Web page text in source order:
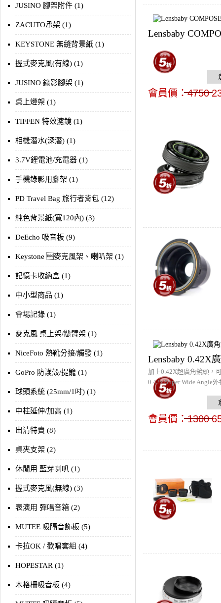
JUSINO 腳架附件 (1)
ZACUTO承架 (1)
KEYSTONE 無縫背景紙 (1)
握式麥克風(有線) (1)
JUSINO 錄影腳架 (1)
桌上燈架 (1)
TIFFEN 特效濾鏡 (1)
相機潛水(深潛) (1)
3.7V鋰電池/充電器 (1)
手機錄影用腳架 (1)
PD Travel Bag 旅行者背包 (12)
純色背景紙(寬120內) (3)
DeEcho 吸音板 (9)
Keystone 麥克風架、喇叭架 (1)
記憶卡收納盒 (1)
中小型商品 (1)
會場記錄 (1)
麥克風 桌上架/懸臂架 (1)
NiceFoto 熱靴分接/觸發 (1)
GoPro 防護殼/提籠 (1)
球頭系統 (25mm/1吋) (1)
中柱延伸/加高 (1)
出清特賣 (8)
桌夾支架 (2)
休閒用 藍芽喇叭 (1)
握式麥克風(無線) (3)
表演用 彈唱音箱 (2)
MUTEE 吸隔音飾板 (5)
卡拉OK / 歡唱套組 (4)
HOPESTAR (1)
木格柵吸音板 (4)
Lensbaby
會員價：4750
Lensbaby 0.42X
加上0.42X超廣角鏡頭，
0.42x Super Wide Angle
會員價：1300